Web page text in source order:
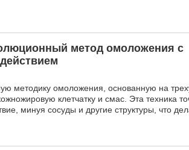
метод омоложения с
методику омоложения, основанную на
клетчатку и смас. Эта техника
минуя сосуды и другие структуры, что